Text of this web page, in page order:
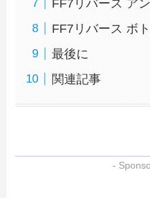
FF7リバース ア
FF7リバース ボ
最後に
関連記事
-